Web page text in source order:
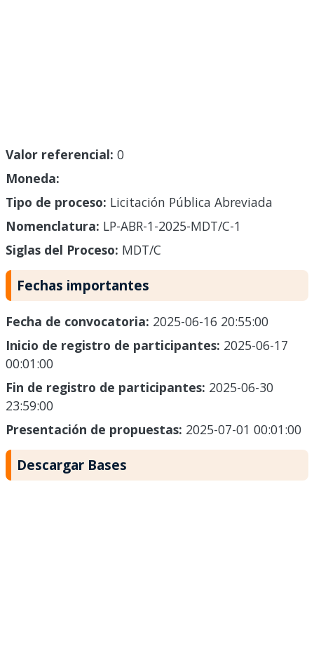
Valor referencial: 0
Moneda:
Tipo de proceso: Licitación Pública Abreviada
Nomenclatura: LP-ABR-1-2025-MDT/C-1
Siglas del Proceso: MDT/C
Fechas importantes
Fecha de convocatoria: 2025-06-16 20:55:00
Inicio de registro de participantes: 2025-06-17
00:01:00
Fin de registro de participantes: 2025-06-30
23:59:00
Presentación de propuestas: 2025-07-01 00:01:00
Descargar Bases